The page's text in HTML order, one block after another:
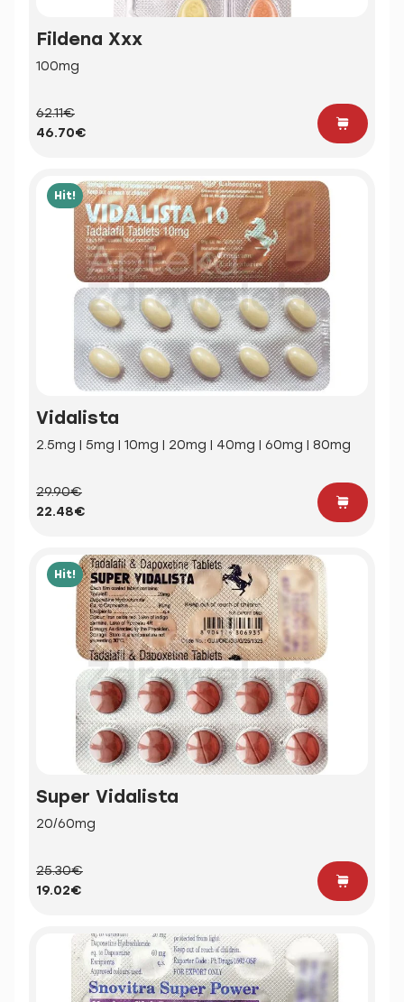
Fildena Xxx
100mg
62.11€
46.70€
Hit!
Vidalista
2.5mg | 5mg | 10mg | 20mg | 40mg | 60mg | 80mg
29.90€
22.48€
Hit!
Super Vidalista
20/60mg
25.30€
19.02€